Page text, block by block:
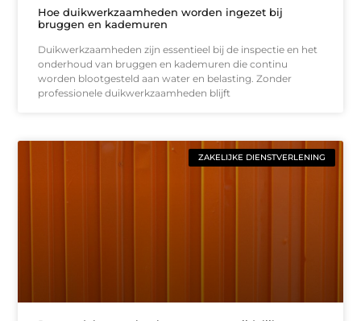
Hoe duikwerkzaamheden worden ingezet bij
bruggen en kademuren
Duikwerkzaamheden zijn essentieel bij de inspectie en het
onderhoud van bruggen en kademuren die continu
worden blootgesteld aan water en belasting. Zonder
professionele duikwerkzaamheden blijft
ZAKELIJKE DIENSTVERLENING